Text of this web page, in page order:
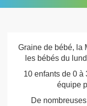
Graine de bébé, la
les bébés du
10 enfants de 0 à
équipe
De